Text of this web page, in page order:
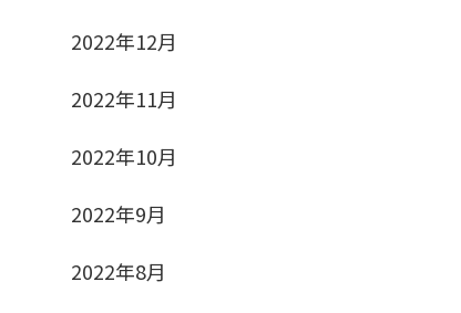
2022年12月
2022年11月
2022年10月
2022年9月
2022年8月